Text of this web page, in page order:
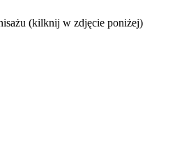
(kilknij w zdjęcie poniżej)